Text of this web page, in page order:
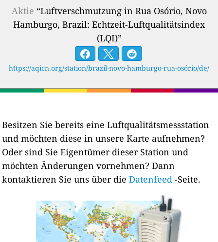
Aktie “Luftverschmutzung in Rua Osório, Novo
Hamburgo, Brazil: Echtzeit-Luftqualitätsindex
(LQI)”
https://aqicn.org/station/brazil-novo-hamburgo-rua-osório/de/
Besitzen Sie bereits eine Luftqualitätsmessstation
und möchten diese in unsere Karte aufnehmen?
Oder sind Sie Eigentümer dieser Station und
möchten Änderungen vornehmen? Dann
kontaktieren Sie uns über dieDatenfeed -Seite.